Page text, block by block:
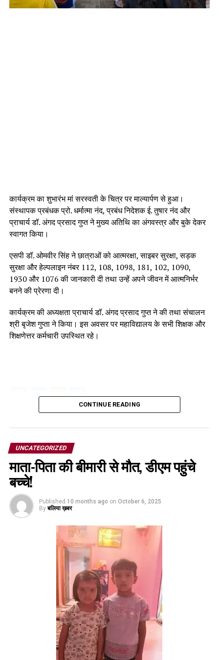
कार्यक्रम का शुभारंभ मां सरस्वती के चित्र पर माल्यार्पण से हुआ।
संस्थापक प्रबंधक प्रो. धर्मात्मा नंद, प्रबंध निदेशक ई. तुषार नंद और
प्राचार्य डॉ. अंगद प्रसाद गुप्त ने मुख्य अतिथि का अंगवस्त्र और बुके देकर
स्वागत किया।
एसपी डॉ. ओमवीर सिंह ने छात्राओं को आत्मरक्षा, साइबर सुरक्षा, सड़क
सुरक्षा और हेल्पलाइन नंबर 112, 108, 1098, 181, 102, 1090,
1930 और 1076 की जानकारी दी तथा उन्हें अपने जीवन में आत्मनिर्भर
बनने की प्रेरणा दी।
कार्यक्रम की अध्यक्षता प्राचार्य डॉ. अंगद प्रसाद गुप्त ने की तथा संचालन
श्री बृजेश गुप्ता ने किया। इस अवसर पर महाविद्यालय के सभी शिक्षक और
शिक्षणेत्तर कर्मचारी उपस्थित रहे।
Facebook
Twitter
WhatsApp
Share
CONTINUE READING
UNCATEGORIZED
माता-पिता की बीमारी से मौत, डीएम पहुंचे
बच्चे!
Published 10 months ago on October 6, 2025
By बलिया ख़बर